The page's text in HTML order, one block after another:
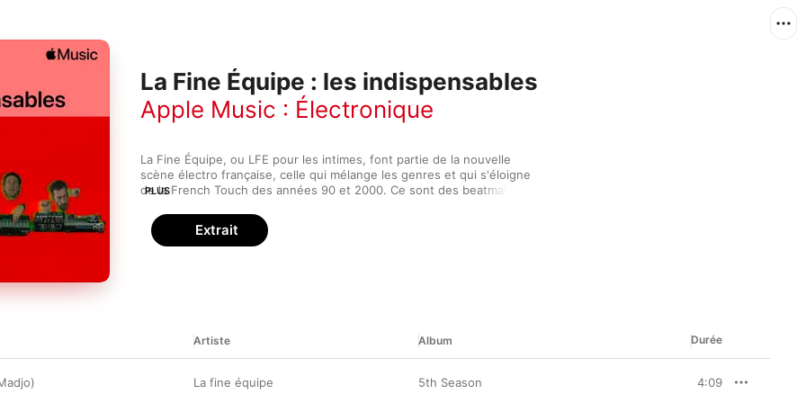
La Fine Équipe : les indispensables
Apple Music : Électronique
La Fine Équipe, ou LFE pour les intimes, font partie de la nouvelle
scène électro française, celle qui mélange les genres et qui s'éloigne
de la French Touch des années 90 et 2000. Ce sont des beatmakers :
collaborent avec d'autres artistes et font du rap à la sauce électro. La
Fine Équipe veut juste continuer de créer des morceaux toujours plus
innovants qui feront danser la jeunesse française. Plongez dans
PLUS
Extrait
Artiste Album Durée
La fine équipe 5th Season 4:09